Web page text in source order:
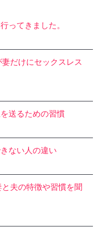
ってきました。
だけにセックスレス
送るための習慣
ない人の違い
夫の特徴や習慣を聞